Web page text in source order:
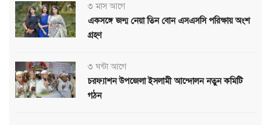
৩ মাস আগে
একসঙ্গে জন্ম নেয়া তিন বোন এসএসসি পরিক্ষায় অংশ
গ্রহণ
৩ ঘন্টা আগে
চরফ্যাশন উপজেলা ইসলামী আন্দোলন নতুন কমিটি
গঠন